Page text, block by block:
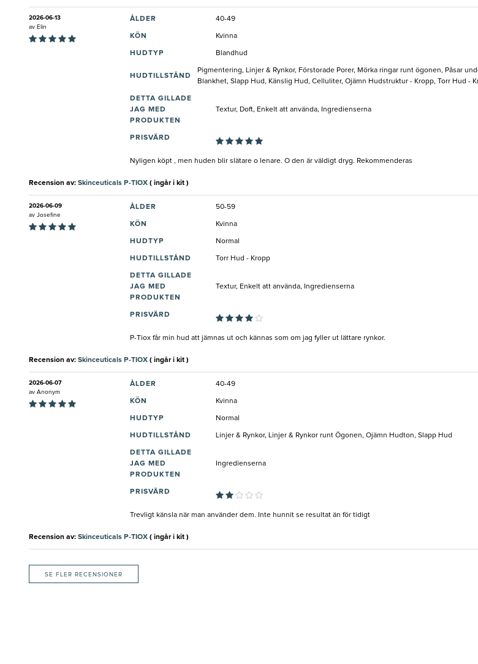
2026-06-13
av Elin
ÅLDER 40-49
KÖN Kvinna
HUDTYP Blandhud
HUDTILLSTÅND
Pigmentering, Linjer & Rynkor, Förstorade Porer, Mörka ringar runt ögonen, Påsar
Blankhet, Slapp Hud, Känslig Hud, Celluliter, Ojämn Hudstruktur - Kropp, Torr Hud -
DETTA GILLADE
JAG MED
PRODUKTEN
Textur, Doft, Enkelt att använda, Ingredienserna
PRISVÄRD
Nyligen köpt , men huden blir slätare o lenare. O den är väldigt dryg. Rekommenderas
Recension av: Skinceuticals P-TIOX ( ingår i kit )
2026-06-09
av Josefine
ÅLDER 50-59
KÖN Kvinna
HUDTYP Normal
HUDTILLSTÅND Torr Hud - Kropp
DETTA GILLADE
JAG MED
PRODUKTEN
Textur, Enkelt att använda, Ingredienserna
PRISVÄRD
P-Tiox får min hud att jämnas ut och kännas som om jag fyller ut lättare rynkor.
Recension av: Skinceuticals P-TIOX ( ingår i kit )
2026-06-07
av Anonym
ÅLDER 40-49
KÖN Kvinna
HUDTYP Normal
HUDTILLSTÅND Linjer & Rynkor, Linjer & Rynkor runt Ögonen, Ojämn Hudton, Slapp Hud
DETTA GILLADE
JAG MED
PRODUKTEN
Ingredienserna
PRISVÄRD
Trevligt känsla när man använder dem. Inte hunnit se resultat än för tidigt
Recension av: Skinceuticals P-TIOX ( ingår i kit )
SE FLER RECENSIONER